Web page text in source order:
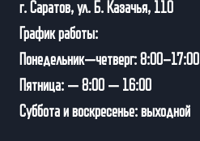
г. Саратов, ул. Б. Казачья, 110
График работы:
Понедельник—четверг: 8:00–17:00
Пятница: — 8:00 — 16:00
Суббота и воскресенье: выходной